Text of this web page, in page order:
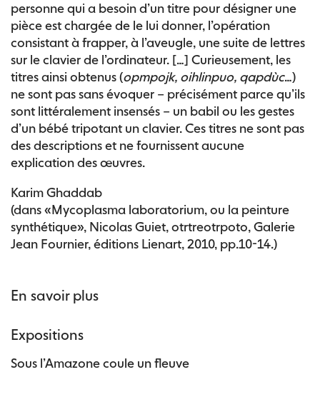
personne qui a besoin d’un titre pour désigner une
pièce est chargée de le lui donner, l’opération
consistant à frapper, à l’aveugle, une suite de lettres
sur le clavier de l’ordinateur. […] Curieusement, les
titres ainsi obtenus (opmpojk, oihlinpuo, qapdùc…)
ne sont pas sans évoquer – précisément parce qu’ils
sont littéralement insensés – un babil ou les gestes
d’un bébé tripotant un clavier. Ces titres ne sont pas
des descriptions et ne fournissent aucune
explication des œuvres.
Karim Ghaddab
(dans «Mycoplasma laboratorium, ou la peinture
synthétique», Nicolas Guiet, otrtreotrpoto, Galerie
Jean Fournier, éditions Lienart, 2010, pp.10-14.)
En savoir plus
Expositions
Sous l’Amazone coule un fleuve